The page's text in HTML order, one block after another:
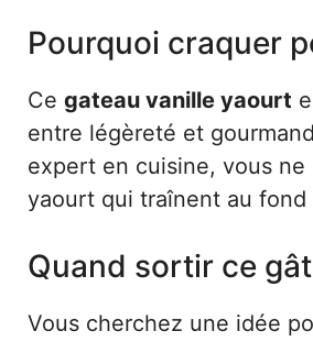
Pourquoi craquer
Ce gateau vanille yaourt
entre légèreté et
expert en cuisine, vous
yaourt qui traînent au
Quand sortir ce
Vous cherchez une idée